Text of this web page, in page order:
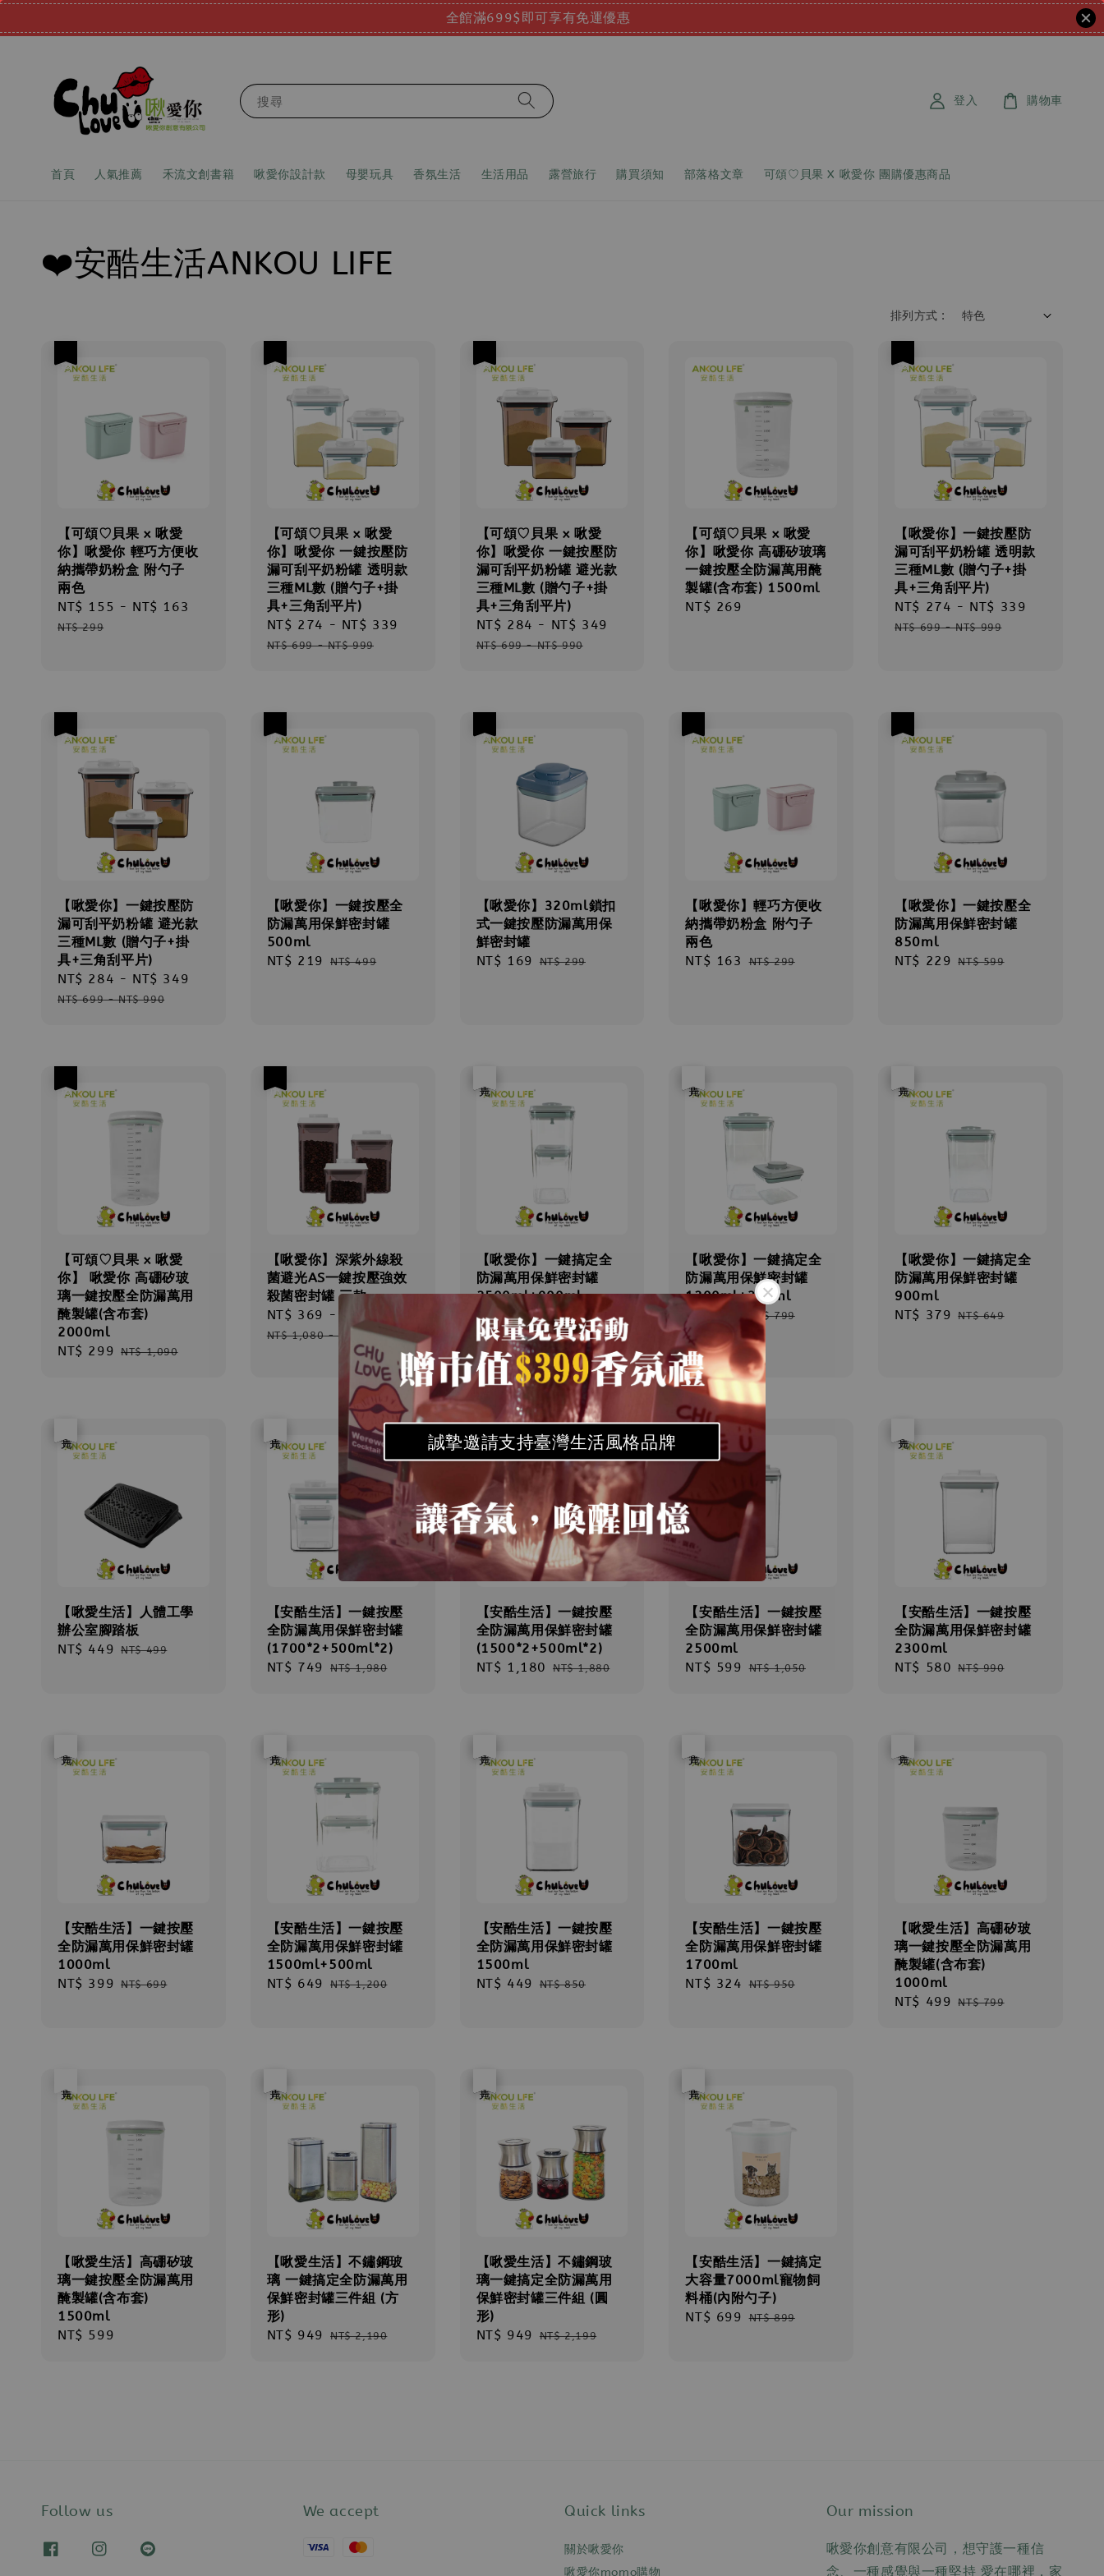
全館滿699$即可享有免運優惠
誠摯邀請支持臺灣生活風格品牌
搜尋
首頁 人氣推薦 禾流文創書籍 啾愛你設計款 母嬰玩具 香氛生活 生活用品 露營旅行 購買須知 部落格文章 可頌♡貝果 X 啾愛你 團購優惠商品
登入 購物車
❤️安酷生活ANKOU LIFE
排列方式 :
【可頌♡貝果 x 啾愛
你】啾愛你 輕巧方便收
納攜帶奶粉盒 附勺子
兩色
Sale
price
NT$ 155 - NT$ 163
NT$ 299
【可頌♡貝果 x 啾愛
你】啾愛你 一鍵按壓防
漏可刮平奶粉罐 透明款
三種ML數 (贈勺子+掛
具+三角刮平片)
Sale
price
NT$ 274 - NT$ 339
NT$ 699-NT$ 999
【可頌♡貝果 x 啾愛
你】啾愛你 一鍵按壓防
漏可刮平奶粉罐 避光款
三種ML數 (贈勺子+掛
具+三角刮平片)
Sale
price
NT$ 284 - NT$ 349
NT$ 699-NT$ 990
【可頌♡貝果 x 啾愛
你】啾愛你 高硼矽玻璃
一鍵按壓全防漏萬用醃
製罐(含布套) 1500ml
Regular
NT$ 269
【啾愛你】一鍵按壓防
漏可刮平奶粉罐 透明款
三種ML數 (贈勺子+掛
具+三角刮平片)
Sale
price
NT$ 274 - NT$ 339
NT$ 699-NT$ 999
【啾愛你】一鍵按壓防
漏可刮平奶粉罐 避光款
三種ML數 (贈勺子+掛
具+三角刮平片)
Sale
price
NT$ 284 - NT$ 349
NT$ 699-NT$ 990
【啾愛你】一鍵按壓全
防漏萬用保鮮密封罐
500ml
Sale
NT$ 219 Regular
NT$ 499
【啾愛你】320ml鎖扣
式一鍵按壓防漏萬用保
鮮密封罐
Sale
NT$ 169 Regular
NT$ 299
【啾愛你】輕巧方便收
納攜帶奶粉盒 附勺子
兩色
Sale
NT$ 163 Regular
NT$ 299
【啾愛你】一鍵按壓全
防漏萬用保鮮密封罐
850ml
Sale
NT$ 229 Regular
NT$ 599
【可頌♡貝果 x 啾愛
你】 啾愛你 高硼矽玻
璃一鍵按壓全防漏萬用
醃製罐(含布套)
2000ml
Sale
NT$ 299 Regular
NT$ 1,090
【啾愛你】深紫外線殺
菌避光AS一鍵按壓強效
殺菌密封罐 三款
Sale
price
NT$ 369 -
price
NT$ 1,080- NT$ 1,180
【啾愛你】一鍵搞定全
防漏萬用保鮮密封罐
2500ml+900ml
Sale
price
NT$ 999 Regular
price
NT$ 1,080
【啾愛你】一鍵搞定全
防漏萬用保鮮密封罐
1200ml+320ml
Sale
price
NT$ 549
Regular
price
NT$ 799
【啾愛你】一鍵搞定全
防漏萬用保鮮密封罐
900ml
Sale
NT$ 379 Regular
NT$ 649
【啾愛生活】人體工學
辦公室腳踏板
Sale
NT$ 449 Regular
NT$ 499
【安酷生活】一鍵按壓
全防漏萬用保鮮密封罐
(1700*2+500ml*2)
Sale
NT$ 749 Regular
NT$ 1,980
【安酷生活】一鍵按壓
全防漏萬用保鮮密封罐
(1500*2+500ml*2)
Sale
NT$ 1,180 Regular
NT$ 1,880
【安酷生活】一鍵按壓
全防漏萬用保鮮密封罐
2500ml
Sale
NT$ 599 Regular
NT$ 1,050
【安酷生活】一鍵按壓
全防漏萬用保鮮密封罐
2300ml
Sale
NT$ 580 Regular
NT$ 990
【安酷生活】一鍵按壓
全防漏萬用保鮮密封罐
1000ml
Sale
NT$ 399 Regular
NT$ 699
【安酷生活】一鍵按壓
全防漏萬用保鮮密封罐
1500ml+500ml
Sale
NT$ 649 Regular
NT$ 1,200
【安酷生活】一鍵按壓
全防漏萬用保鮮密封罐
1500ml
Sale
NT$ 449 Regular
NT$ 850
【安酷生活】一鍵按壓
全防漏萬用保鮮密封罐
1700ml
Sale
NT$ 324 Regular
NT$ 950
【啾愛生活】高硼矽玻
璃一鍵按壓全防漏萬用
醃製罐(含布套)
1000ml
Sale
NT$ 499 Regular
NT$ 799
【啾愛生活】高硼矽玻
璃一鍵按壓全防漏萬用
醃製罐(含布套)
1500ml
Regular
NT$ 599
【啾愛生活】不鏽鋼玻
璃 一鍵搞定全防漏萬用
保鮮密封罐三件組 (方
形)
Sale
NT$ 949 Regular
NT$ 2,190
【啾愛生活】不鏽鋼玻
璃一鍵搞定全防漏萬用
保鮮密封罐三件組 (圓
形)
Sale
NT$ 949 Regular
NT$ 2,199
【安酷生活】一鍵搞定
大容量7000ml寵物飼
料桶(內附勺子)
Sale
NT$ 699 Regular
NT$ 899
Follow us We accept Quick links
關於啾愛你
啾愛你momo購物
Our mission
啾愛你創意有限公司，想守護一種信
念、一種感覺與一種堅持 愛在哪裡，家